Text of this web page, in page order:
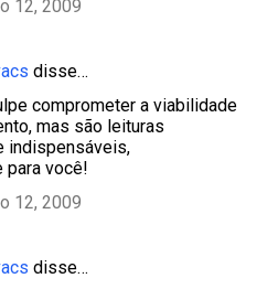
12, 2009
disse…
comprometer a viabilidade
mas são leituras
indispensáveis,
para você!
12, 2009
disse…